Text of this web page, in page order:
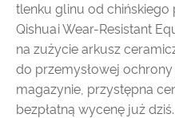
tlenku glinu od
Qishuai Wear-Resistant
na zużycie arkusz
do przemysłowej
magazynie, przystępna
bezpłatną wycenę już dziś.